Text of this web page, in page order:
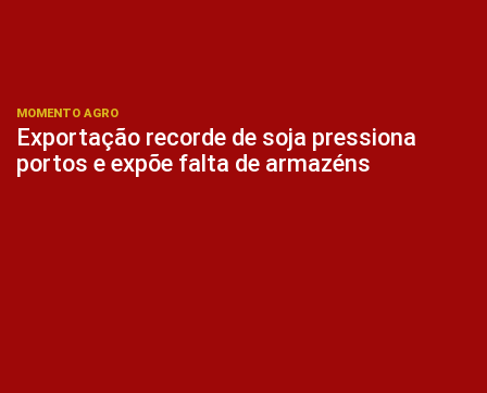
MOMENTO AGRO
Exportação recorde de soja pressiona
portos e expõe falta de armazéns